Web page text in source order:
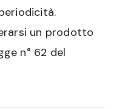
un prodotto
n° 62 del